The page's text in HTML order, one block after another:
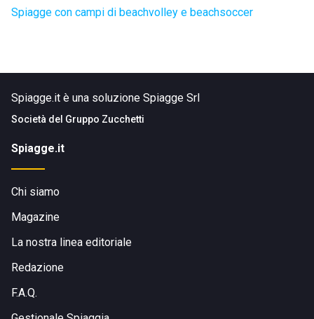
Spiagge con campi di beachvolley e beachsoccer
Spiagge.it è una soluzione Spiagge Srl
Società del Gruppo Zucchetti
Spiagge.it
Chi siamo
Magazine
La nostra linea editoriale
Redazione
F.A.Q.